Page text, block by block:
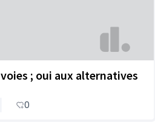
; oui aux alternatives
0